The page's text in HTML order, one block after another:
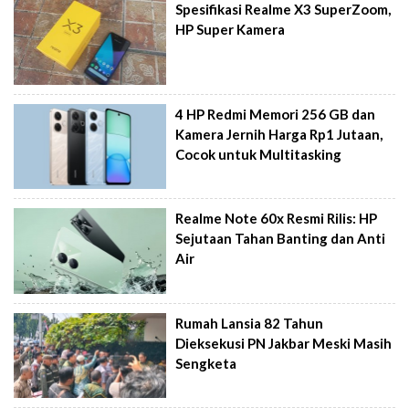
Spesifikasi Realme X3 SuperZoom,
HP Super Kamera
4 HP Redmi Memori 256 GB dan
Kamera Jernih Harga Rp1 Jutaan,
Cocok untuk Multitasking
Realme Note 60x Resmi Rilis: HP
Sejutaan Tahan Banting dan Anti
Air
Rumah Lansia 82 Tahun
Dieksekusi PN Jakbar Meski Masih
Sengketa